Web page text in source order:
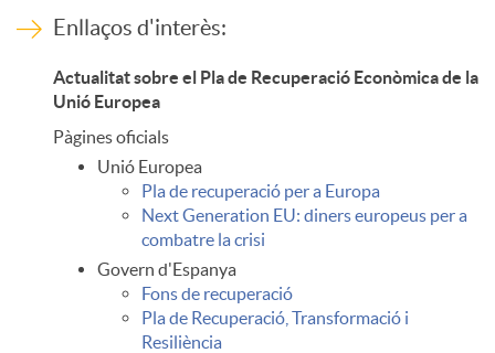
o
E Enllaços d'interès:
Actualitat sobre el Pla de Recuperació Econòmica de la
Unió Europea
Pàgines oficials
Unió Europea
Pla de recuperació per a Europa
Next Generation EU: diners europeus per a
combatre la crisi
Govern d'Espanya
Fons de recuperació
Pla de Recuperació, Transformació i
Resiliència